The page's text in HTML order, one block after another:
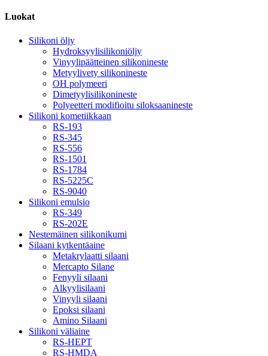
Luokat
Silikoni öljy
Hydroksyylisilikoniöljy
Vinyylipäätteinen silikonineste
Metyylivety silikonineste
OH polymeeri
Dimetyylisilikonineste
Polyeetteri modifioitu siloksaanineste
Silikoni kometiikkaan
RS-193
RS-345
RS-556
RS-1501
RS-1784
RS-5225C
RS-9040
Silikoni emulsio
RS-349
RS-202E
Nestemäinen silikonikumi
Silaani kytkentäaine
Metakrylaatti silaani
Mercapto Silane
Fenyyli silaani
Alkyylisilaani
Vinyyli silaani
Epoksi silaani
Amino Silaani
Silikoni väliaine
RS-HEPT
RS-HMDA